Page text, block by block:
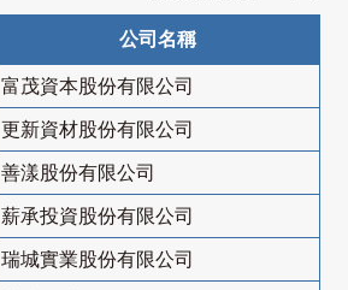
公司名稱
富茂資本股份有限公司
更新資材股份有限公司
善漾股份有限公司
薪承投資股份有限公司
瑞城實業股份有限公司